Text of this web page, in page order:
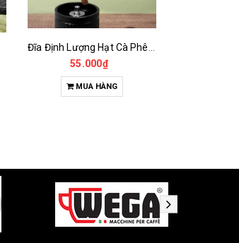
55.000₫
MUA HÀNG